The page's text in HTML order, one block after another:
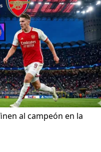
al campeón en la